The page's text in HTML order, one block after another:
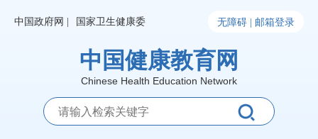
中国政府网 | 国家卫生健康委 无障碍 | 邮箱登录
中国健康教育网
Chinese Health Education Network